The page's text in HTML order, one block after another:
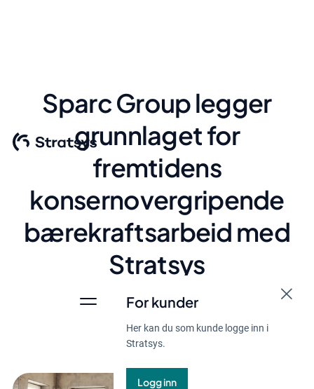
For kunder
Her kan du som kunde logge inn i
Stratsys.
Logg inn
Sparc Group legger
grunnlaget for
fremtidens
konsernovergripende
bærekraftsarbeid med
Stratsys